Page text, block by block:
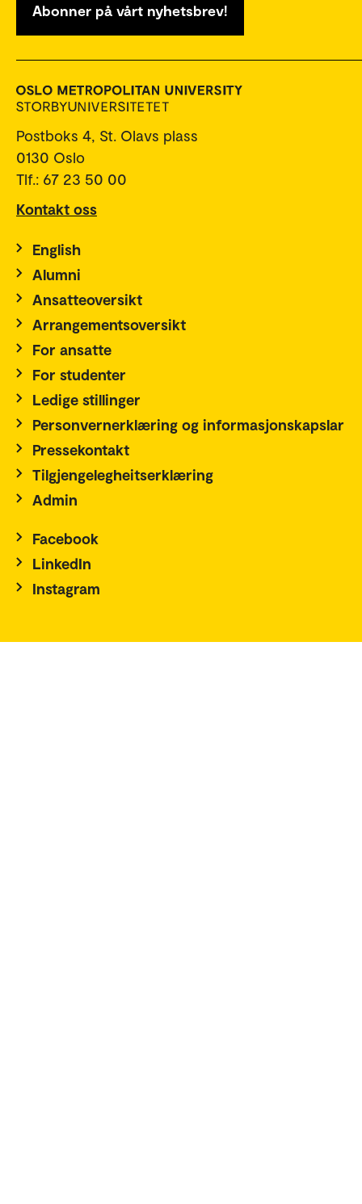
Abonner på vårt nyhetsbrev!
Postboks 4, St. Olavs plass
0130 Oslo
Tlf.: 67 23 50 00
Kontakt oss
English
Alumni
Ansatteoversikt
Arrangementsoversikt
For ansatte
For studenter
Ledige stillinger
Personvernerklæring og informasjonskapslar
Pressekontakt
Tilgjengelegheitserklæring
Admin
Facebook
LinkedIn
Instagram